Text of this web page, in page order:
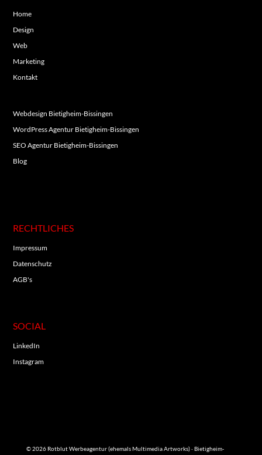
Home
Design
Web
Marketing
Kontakt
Webdesign Bietigheim-Bissingen
WordPress Agentur Bietigheim-Bissingen
SEO Agentur Bietigheim-Bissingen
Blog
RECHTLICHES
Impressum
Datenschutz
AGB's
SOCIAL
LinkedIn
Instagram
© 2026 Rotblut Werbeagentur (ehemals Multimedia Artworks) · Bietigheim-